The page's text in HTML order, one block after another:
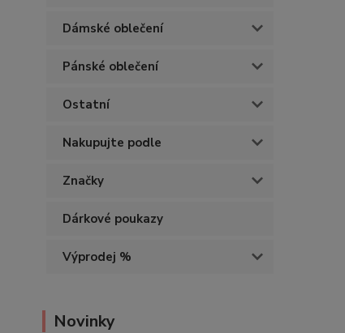
Dámské oblečení
Pánské oblečení
Ostatní
Nakupujte podle
Značky
Dárkové poukazy
Výprodej %
Novinky